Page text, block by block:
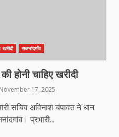
खरीदी राजनांदगाँव
होनी चाहिए खरीदी
November 17, 2025
सचिव अविनाश चंपावत ने धान
प्रभारी...
नगर एवं ग्राम निवेश
घेराव
2026